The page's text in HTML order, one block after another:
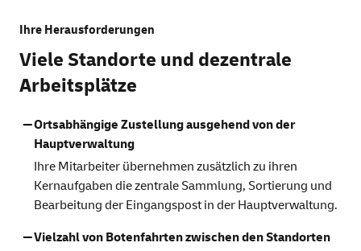
Ihre Herausforderungen
Viele Standorte und dezentrale
Arbeitsplätze
Ortsabhängige Zustellung ausgehend von der
Hauptverwaltung
Ihre Mitarbeiter übernehmen zusätzlich zu ihren
Kernaufgaben die zentrale Sammlung, Sortierung und
Bearbeitung der Eingangspost in der Hauptverwaltung.
Vielzahl von Botenfahrten zwischen den Standorten